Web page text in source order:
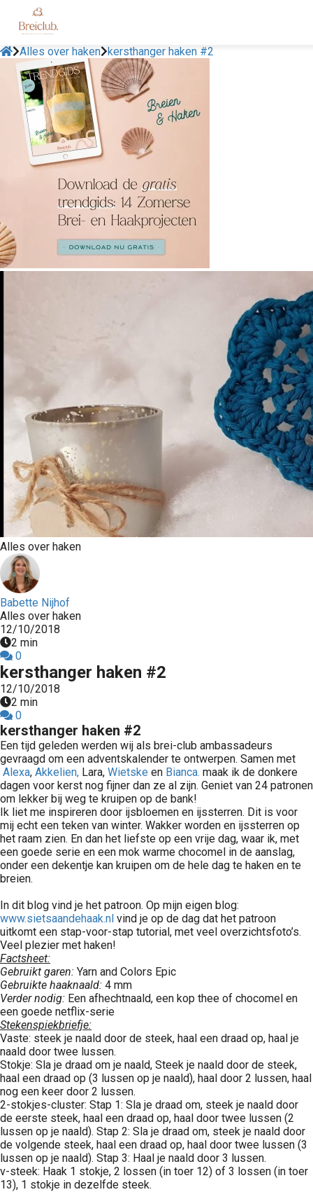
Alles over haken kersthanger haken #2
Alles over haken
Babette Nijhof
Alles over haken
12/10/2018
2 min
0
kersthanger haken #2
12/10/2018
2 min
0
kersthanger haken #2
Een tijd geleden werden wij als brei-club ambassadeurs
gevraagd om een adventskalender te ontwerpen. Samen met
Alexa, Akkelien, Lara, Wietske en Bianca. maak ik de donkere
dagen voor kerst nog fijner dan ze al zijn. Geniet van 24 patronen
om lekker bij weg te kruipen op de bank!
Ik liet me inspireren door ijsbloemen en ijssterren. Dit is voor
mij echt een teken van winter. Wakker worden en ijssterren op
het raam zien. En dan het liefste op een vrije dag, waar ik, met
een goede serie en een mok warme chocomel in de aanslag,
onder een dekentje kan kruipen om de hele dag te haken en te
breien.
In dit blog vind je het patroon. Op mijn eigen blog:
www.sietsaandehaak.nl vind je op de dag dat het patroon
uitkomt een stap-voor-stap tutorial, met veel overzichtsfoto’s.
Veel plezier met haken!
Factsheet:
Gebruikt garen: Yarn and Colors Epic
Gebruikte haaknaald: 4 mm
Verder nodig: Een afhechtnaald, een kop thee of chocomel en
een goede netflix-serie
Stekenspiekbriefje:
Vaste: steek je naald door de steek, haal een draad op, haal je
naald door twee lussen.
Stokje: Sla je draad om je naald, Steek je naald door de steek,
haal een draad op (3 lussen op je naald), haal door 2 lussen, haal
nog een keer door 2 lussen.
2-stokjes-cluster: Stap 1: Sla je draad om, steek je naald door
de eerste steek, haal een draad op, haal door twee lussen (2
lussen op je naald). Stap 2: Sla je draad om, steek je naald door
de volgende steek, haal een draad op, haal door twee lussen (3
lussen op je naald). Stap 3: Haal je naald door 3 lussen.
v-steek: Haak 1 stokje, 2 lossen (in toer 12) of 3 lossen (in toer
13), 1 stokje in dezelfde steek.